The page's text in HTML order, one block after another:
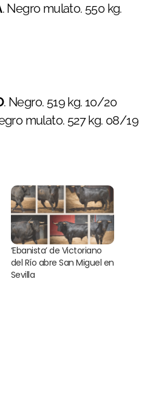
. Negro mulato. 550 kg.
. Negro. 519 kg. 10/20
mulato. 527 kg. 08/19
‘Ebanista’ de Victoriano
del Río abre San Miguel en
Sevilla